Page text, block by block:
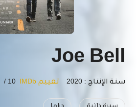
Joe Bell
سنة الإنتاج : 2020 تقييم IMDb 10 /